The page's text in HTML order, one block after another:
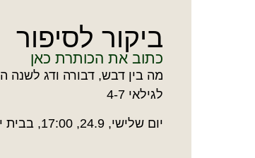
ביקור לסיפור
כתוב את הכותרת כאן
מה בין דבש, דבורה ודג לשנה
לגילאי 4-7
יום שלישי, 24.9, 17:00, בבית ימי בנימינה